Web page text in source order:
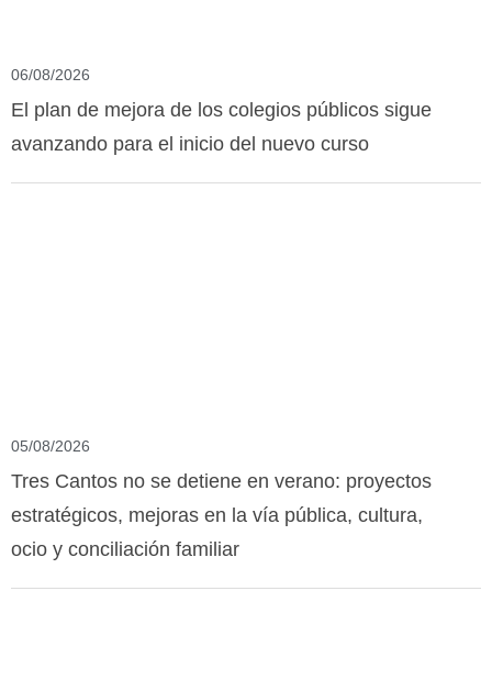
06/08/2026
El plan de mejora de los colegios públicos sigue
avanzando para el inicio del nuevo curso
05/08/2026
Tres Cantos no se detiene en verano: proyectos
estratégicos, mejoras en la vía pública, cultura,
ocio y conciliación familiar